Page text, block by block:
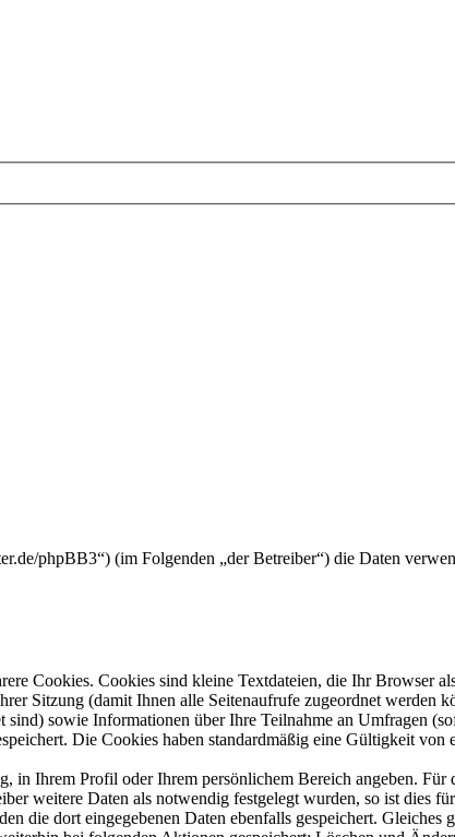
phpBB3“) (im Folgenden „der Betreiber“) die Daten
Cookies. Cookies sind kleine Textdateien, die Ihr Browser
Sitzung (damit Ihnen alle Seitenaufrufe zugeordnet werden
sind) sowie Informationen über Ihre Teilnahme an Umfragen
Die Cookies haben standardmäßig eine Gültigkeit
in Ihrem Profil oder Ihrem persönlichem Bereich angeben.
weitere Daten als notwendig festgelegt wurden, so ist dies
die dort eingegebenen Daten ebenfalls gespeichert.